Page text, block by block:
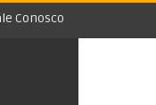
Conosco